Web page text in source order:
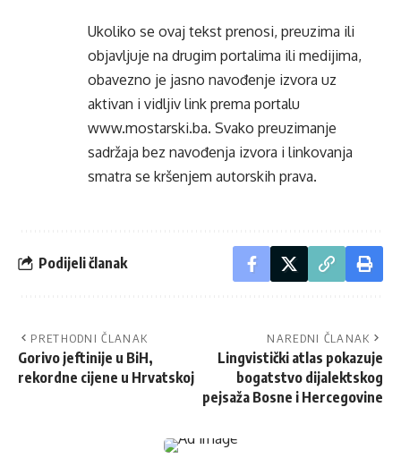
Ukoliko se ovaj tekst prenosi, preuzima ili
objavljuje na drugim portalima ili medijima,
obavezno je jasno navođenje izvora uz
aktivan i vidljiv link prema portalu
www.mostarski.ba. Svako preuzimanje
sadržaja bez navođenja izvora i linkovanja
smatra se kršenjem autorskih prava.
Podijeli članak
PRETHODNI ČLANAK
Gorivo jeftinije u BiH,
rekordne cijene u Hrvatskoj
NAREDNI ČLANAK
Lingvistički atlas pokazuje
bogatstvo dijalektskog
pejsaža Bosne i Hercegovine